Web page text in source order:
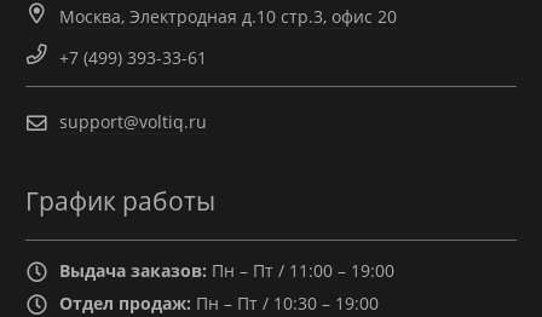
Москва, Электродная д.10 стр.3, офис 20
+7 (499) 393-33-61
support@voltiq.ru
График работы
Выдача заказов: Пн – Пт / 11:00 – 19:00
Отдел продаж: Пн – Пт / 10:30 – 19:00